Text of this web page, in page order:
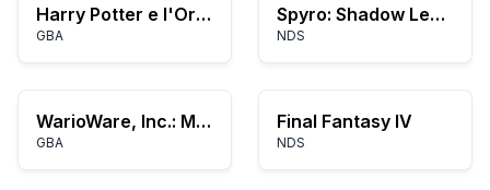
Harry Potter e l'Ordine della Fenice
GBA
Spyro: Shadow Legacy
NDS
WarioWare, Inc.: Mega Microgames!
GBA
Final Fantasy IV
NDS